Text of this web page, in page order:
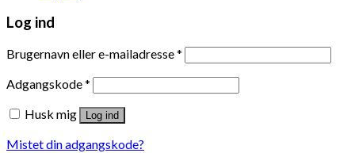
Log ind
Brugernavn eller e-mailadresse*
Adgangskode*
Husk mig
Log ind
Mistet din adgangskode?